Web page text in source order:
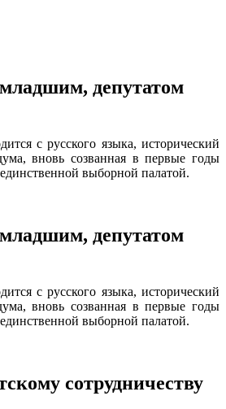
депутатом
с русского языка, исторический
вновь созванная в первые годы
выборной палатой.
депутатом
с русского языка, исторический
вновь созванная в первые годы
выборной палатой.
сотрудничеству